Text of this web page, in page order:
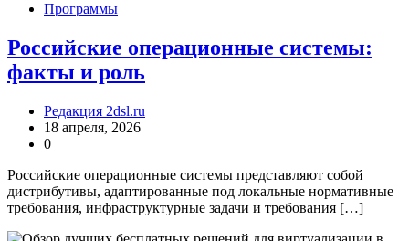
Программы
Российские операционные системы:
факты и роль
Редакция 2dsl.ru
18 апреля, 2026
0
Российские операционные системы представляют собой
дистрибутивы, адаптированные под локальные нормативные
требования, инфраструктурные задачи и требования […]